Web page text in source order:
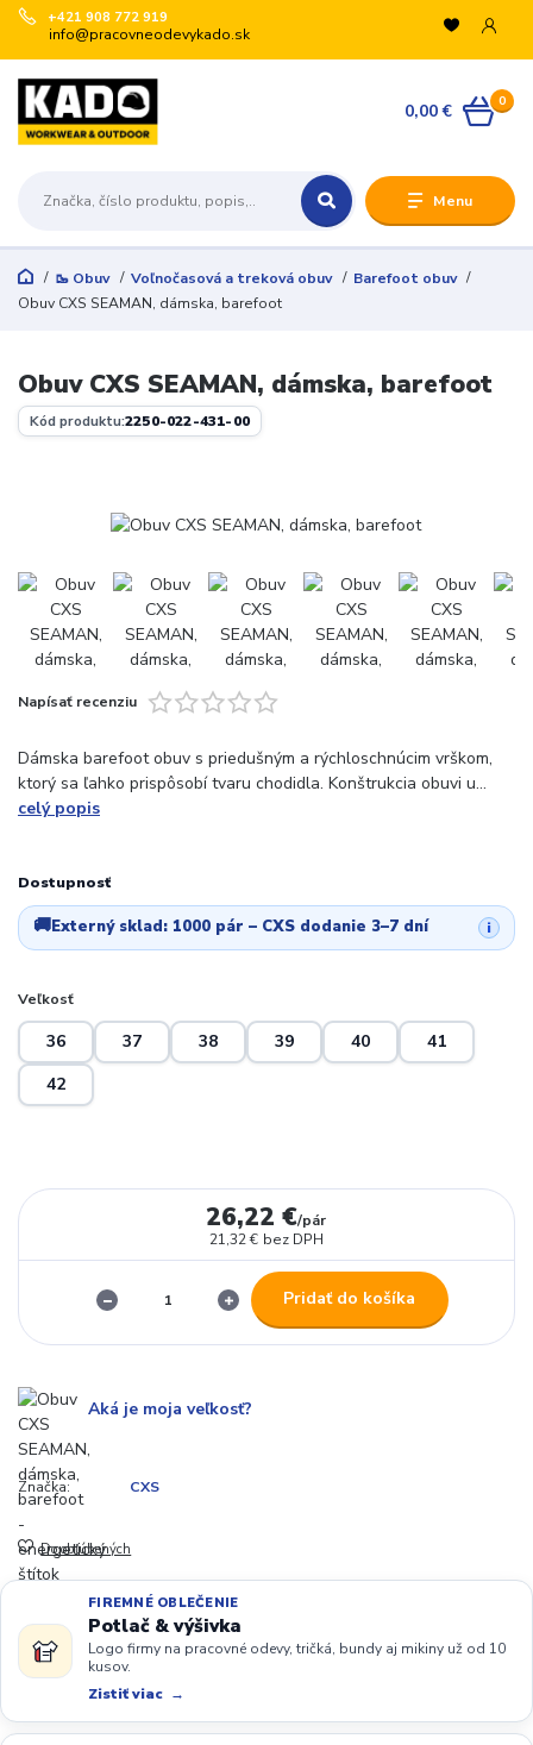
Menu
+421 908 772 919
info@pracovneodevykado.sk
0
0,00 €
🥾 Obuv Voľnočasová a treková obuv
Barefoot obuv
Obuv CXS SEAMAN, dámska, barefoot
Obuv CXS SEAMAN, dámska, barefoot
Kód produktu:2250-022-431-00
Napísať recenziu
Dámska barefoot obuv s priedušným a rýchloschnúcim vrškom,
ktorý sa ľahko prispôsobí tvaru chodidla. Konštrukcia obuvi u...
celý popis
Dostupnosť
🚚Externý sklad: 1000 pár – CXS dodanie 3–7 dní i
Veľkosť
36 37 38 39 40
41
42
26,22 €/pár
21,32 € bez DPH
Pridať do košíka
Aká je moja veľkosť?
Značka: CXS
Do obľúbených
FIREMNÉ OBLEČENIE
Potlač & výšivka
Logo firmy na pracovné odevy, tričká, bundy aj mikiny už od 10
kusov.
Zistiť viac